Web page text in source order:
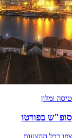
טיסה ומלון
סופ"ש בפורטו
צפו בכל ההצעות